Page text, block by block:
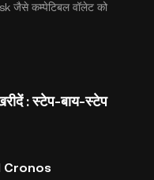
जैसे कम्पेटिबल वॉलेट को
: स्टेप-बाय-स्टेप
Cronos